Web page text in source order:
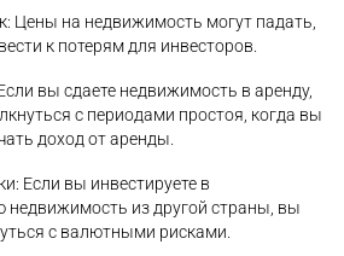
Цены на недвижимость могут падать,
к потерям для инвесторов.
вы сдаете недвижимость в аренду,
с периодами простоя, когда вы
доход от аренды.
Если вы инвестируете в
недвижимость из другой страны, вы
с валютными рисками.